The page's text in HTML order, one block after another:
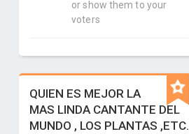
or show them to your
voters
QUIEN ES MEJOR LA
MAS LINDA CANTANTE DEL
MUNDO , LOS PLANTAS ,ETC.